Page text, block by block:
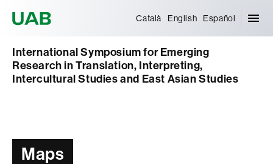
Català English Español
International Symposium for Emerging
Research in Translation, Interpreting,
Intercultural Studies and East Asian Studies
Maps